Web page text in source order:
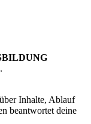
Inhalte, Ablauf
beantwortet deine